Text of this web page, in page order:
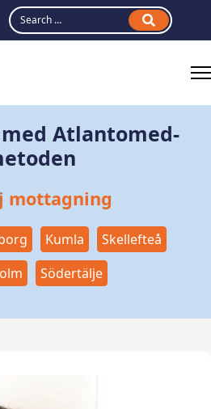
Atlantomed-
mottagning
Kumla
Skellefteå
Södertälje